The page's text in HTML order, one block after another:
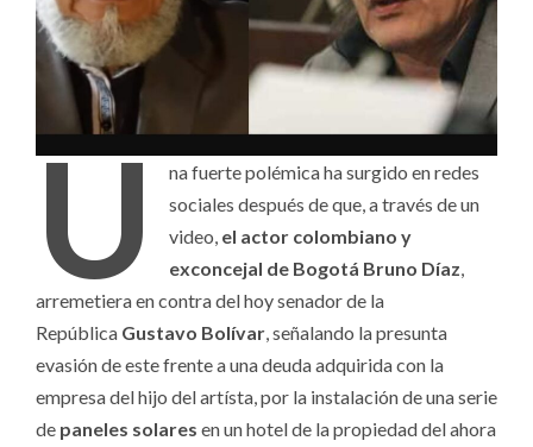
U
na fuerte polémica ha surgido en redes
sociales después de que, a través de un
video, el actor colombiano y
exconcejal de Bogotá Bruno Díaz
arremetiera en contra del hoy senador de la
República Gustavo Bolívar , señalando la presunta
evasión de este frente a una deuda adquirida con la
empresa del hijo del artísta, por la instalación de una serie
de paneles solares en un hotel de la propiedad del ahora